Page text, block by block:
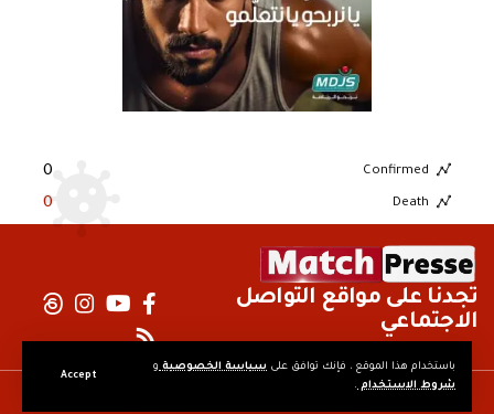
باستخدام هذا الموقع ، فإنك توافق على سياسة الخصوصية و
شروط الاستخدام .
Accept
Confirmed
0
Death
0
تجدنا على مواقع التواصل
الاجتماعي